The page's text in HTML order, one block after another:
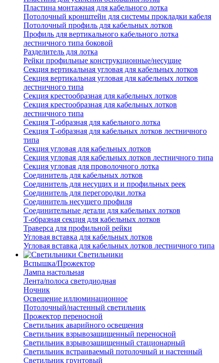
Пластина монтажная для кабельного лотка
Потолочный кронштейн для системы прокладки кабеля
Потолочный профиль для кабельных лотков
Профиль для вертикального кабельного лотка
лестничного типа боковой
Разделитель для лотка
Рейки профильные конструкционные/несущие
Секция вертикальная угловая для кабельных лотков
Секция вертикальная угловая для кабельных лотков
лестничного типа
Секция крестообразная для кабельных лотков
Секция крестообразная для кабельных лотков
лестничного типа
Секция Т-образная для кабельного лотка
Секция Т-образная для кабельных лотков лестничного
типа
Секция угловая для кабельных лотков
Секция угловая для кабельных лотков лестничного типа
Секция угловая для проволочного лотка
Соединитель для кабельных лотков
Соединитель для несущих и и профильных реек
Соединитель для перегородки лотка
Соединитель несущего профиля
Соединительные детали для кабельных лотков
Т-образная секция для кабельных лотков
Траверса для профильной рейки
Угловая вставка для кабельных лотков
Угловая вставка для кабельных лотков лестничного типа
Светильники
Вспышка/Прожектор
Лампа настольная
Лента/полоса светодиодная
Ночник
Освещение иллюминационное
Потолочный/настенный светильник
Прожектор переносной
Светильник аварийного освещения
Светильник взрывозащищенный переносной
Светильник взрывозащищенный стационарный
Светильник встраиваемый потолочный и настенный
Светильник грунтовый